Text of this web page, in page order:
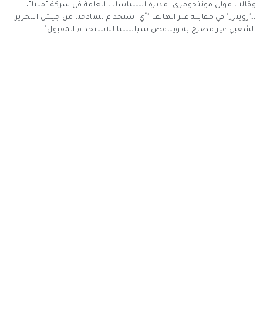
وقالت مولي مونتجومري، مديرة السياسات العامة في شركة "ميتا"،
لـ"رويترز" في مقابلة عبر الهاتف "أي استخدام لنماذجنا من جيش التحرير
الشعبي غير مصرح به ويناقض سياستنا للاستخدام المقبول".